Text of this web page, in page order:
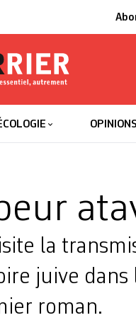
OPINIONS
la
juive dans
roman.